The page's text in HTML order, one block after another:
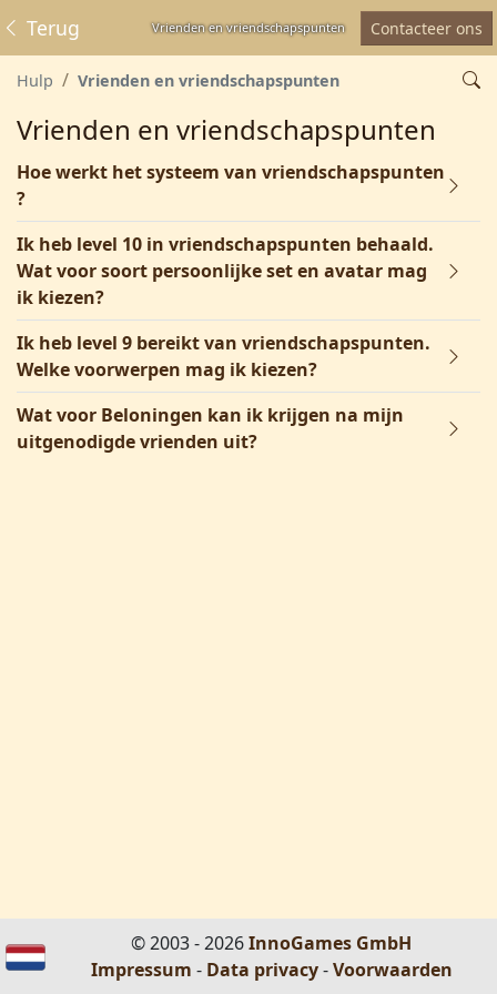
Vrienden en vriendschapspunten
Terug Contacteer ons
Hulp Vrienden en vriendschapspunten
Vrienden en vriendschapspunten
Hoe werkt het systeem van vriendschapspunten
?
Ik heb level 10 in vriendschapspunten behaald.
Wat voor soort persoonlijke set en avatar mag
ik kiezen?
Ik heb level 9 bereikt van vriendschapspunten.
Welke voorwerpen mag ik kiezen?
Wat voor Beloningen kan ik krijgen na mijn
uitgenodigde vrienden uit?
© 2003 - 2026InnoGames GmbH
Impressum - Data privacy-Voorwaarden